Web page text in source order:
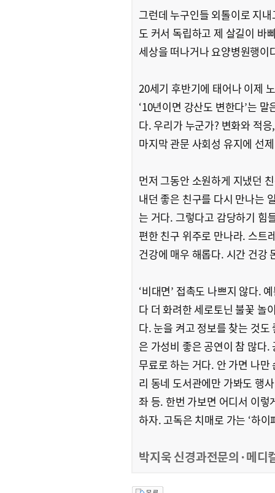
그런데 누구인들 외톨이로 지
도 커서 독립하고 제 살길이 바
세상을 떠나거나 요양병원행이
20세기 후반기에 태어나 이제
‘10년이면 강산도 변한다’는
다. 우리가 누군가? 변화와 적
마지막 관문 사회성 유지에 선
먼저 그동안 소원하게 지냈던
내던 좋은 친구를 다시 만나는
는 거다. 그렇다고 감당하기 힘
편한 친구 위주로 만나라. 스트
건강에 매우 해롭다. 시간 건강
‘비대면’ 접촉도 나쁘지 않다.
다 더 화려한 세로토닌 불꽃 놀
다. 눈을 켜고 정보를 찾는 것
은 가성비 좋은 공연이 참 많다
무료로 하는 거다. 안 가면 나
리 동네 도서관에만 가봐도 행
좌 등. 한번 가보면 어디서 이
하자. 고독은 치매로 가는 ‘하이
박지욱 신경과전문의·메디